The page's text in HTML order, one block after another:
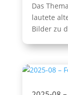
Das
lautete
Bilder zu